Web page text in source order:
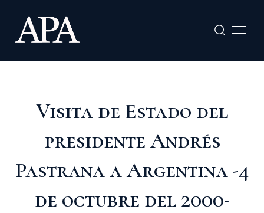
contenido
Visita de Estado del
presidente Andrés
Pastrana a Argentina -4
de octubre del 2000-